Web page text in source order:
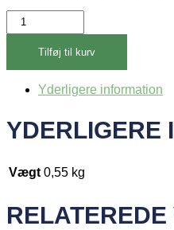
Ordstillings-
spillet
Tilføj til kurv
Yderligere information
YDERLIGERE
Vægt 0,55 kg
RELATEREDE